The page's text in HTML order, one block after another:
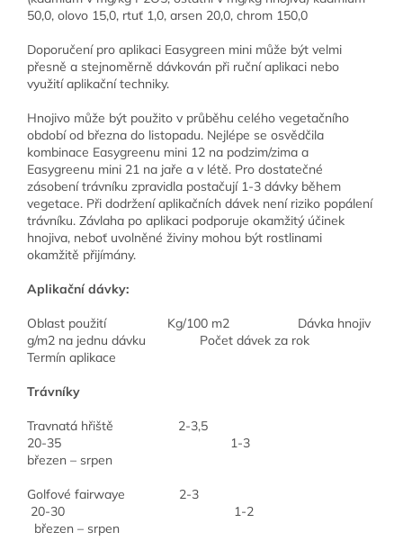
50,0, olovo 15,0, rtuť 1,0, arsen 20,0, chrom 150,0
Doporučení pro aplikaci Easygreen mini může být velmi
přesně a stejnoměrně dávkován při ruční aplikaci nebo
využití aplikační techniky.
Hnojivo může být použito v průběhu celého vegetačního
období od března do listopadu. Nejlépe se osvědčila
kombinace Easygreenu mini 12 na podzim/zima a
Easygreenu mini 21 na jaře a v létě. Pro dostatečné
zásobení trávníku zpravidla postačují 1-3 dávky během
vegetace. Při dodržení aplikačních dávek není riziko popálení
trávníku. Závlaha po aplikaci podporuje okamžitý účinek
hnojiva, neboť uvolněné živiny mohou být rostlinami
okamžitě přijímány.
Aplikační dávky:
Oblast použití Kg/100 m2 Dávka hnojiv
g/m2 na jednu dávku Počet dávek za rok
Termín aplikace
Trávníky
Travnatá hřiště 2-3,5
20-35 1-3
březen – srpen
Golfové fairwaye 2-3
20-30 1-2
březen – srpen